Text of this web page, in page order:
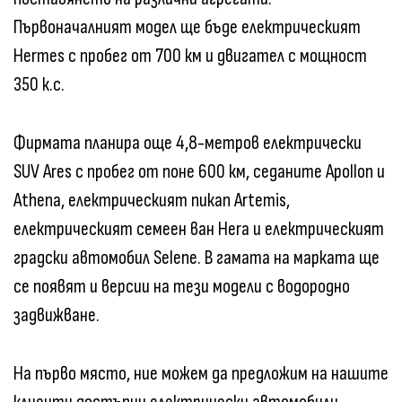
Първоначалният модел ще бъде електрическият
Hermes с пробег от 700 км и двигател с мощност
350 к.с.
Фирмата планира още 4,8-метров електрически
SUV Ares с пробег от поне 600 км, седаните Apollon и
Athena, електрическият пикап Artemis,
електрическият семеен ван Hera и електрическият
градски автомобил Selene. В гамата на марката ще
се появят и версии на тези модели с водородно
задвижване.
На първо място, ние можем да предложим на нашите